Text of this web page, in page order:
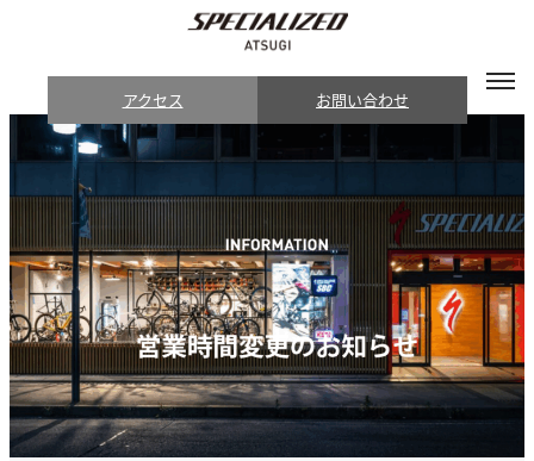
アクセス お問い合わせ